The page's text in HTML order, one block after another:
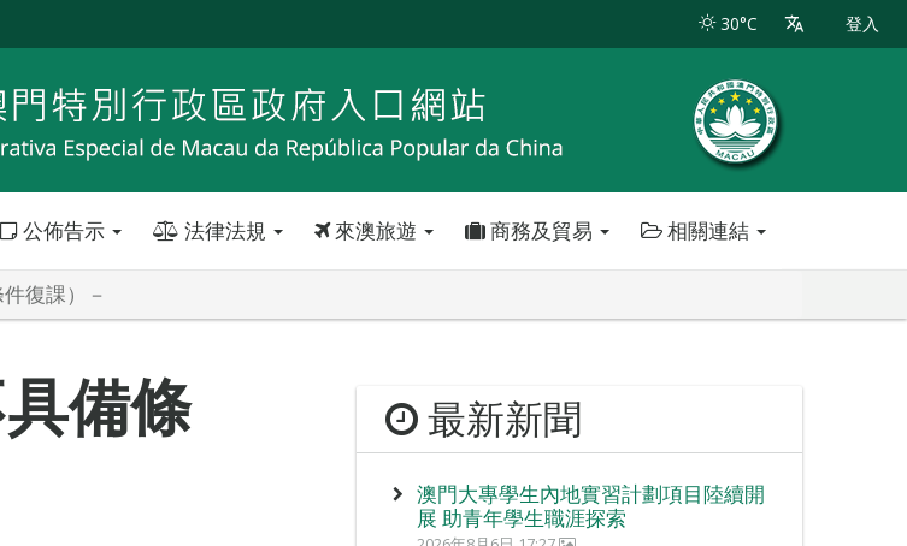
30°C 登入
公佈告示 法律法規 來澳旅遊 商務及貿易 相關連結
復課）－
備條
最新新聞
澳門大專學生內地實習計劃項目陸續開
展 助青年學生職涯探索